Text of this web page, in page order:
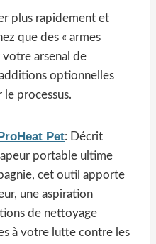
plus rapidement et
que des « armes
arsenal de
optionnelles
processus.
Pet: Décrit
portable ultime
cet outil apporte
une aspiration
de nettoyage
à votre lutte contre les